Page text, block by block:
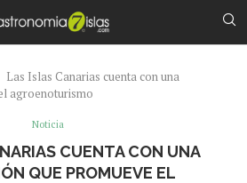
Las Islas Canarias cuenta con una
agroenoturismo
Noticia
CUENTA CON UNA
QUE PROMUEVE EL